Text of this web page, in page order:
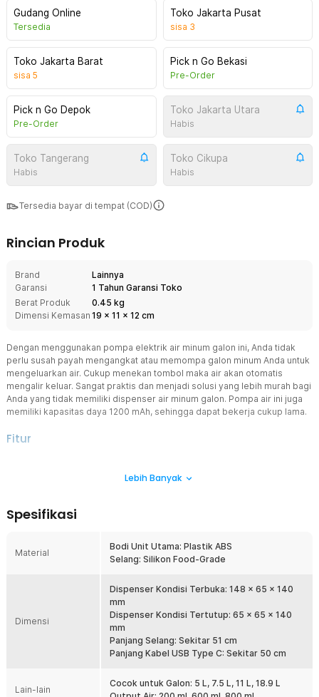
Gudang Online
Tersedia
Toko Jakarta Pusat
sisa 3
Toko Jakarta Barat
sisa 5
Pick n Go Bekasi
Pre-Order
Pick n Go Depok
Pre-Order
Toko Jakarta Utara
Habis
Toko Tangerang
Habis
Toko Cikupa
Habis
Tersedia bayar di tempat (COD)
Rincian Produk
Brand
Lainnya
Garansi
1 Tahun Garansi Toko
Berat Produk
0.45 kg
Dimensi Kemasan 19 x 11 x 12 cm
Dengan menggunakan pompa elektrik air minum galon ini, Anda tidak
perlu susah payah mengangkat atau memompa galon minum Anda untuk
mengeluarkan air. Cukup menekan tombol maka air akan otomatis
mengalir keluar. Sangat praktis dan menjadi solusi yang lebih murah bagi
Anda yang tidak memiliki dispenser air minum galon. Pompa air ini juga
memiliki kapasitas daya 1200 mAh, sehingga dapat bekerja cukup lama.
Fitur
Nozzle keluaran air pada pompa dapat dilipat. Fitur ini membuat
Selang Air Food Grade
tidak mengandung zat kimia berbahaya dan aman untuk
bersentuhan dengan air minum Anda. Anda pun tidak perlu khawatir
Keluarkan Air Sesuai Kapasitas
Tak hanya mengeluarkan air secara terus menerus, Anda juga dapat
memompa air dengan kapasitas tertentu di antaranya 200 ml, 600
ml, dan 800 ml. Setelah air terpompa sesuai kapasitas, pompa akan
berhenti bekerja dengan sendirinya.
Pompa air elektrik ini memiliki baterai berkapasitas 1200 mAh,
Lebih Banyak
Spesifikasi
Material
Bodi Unit Utama: Plastik ABS
Selang: Silikon Food-Grade
Dimensi
Dispenser Kondisi Terbuka: 148 x 65 x 140
mm
Dispenser Kondisi Tertutup: 65 x 65 x 140
mm
Panjang Selang: Sekitar 51 cm
Panjang Kabel USB Type C: Sekitar 50 cm
Lain-lain
Cocok untuk Galon: 5 L, 7.5 L, 11 L, 18.9 L